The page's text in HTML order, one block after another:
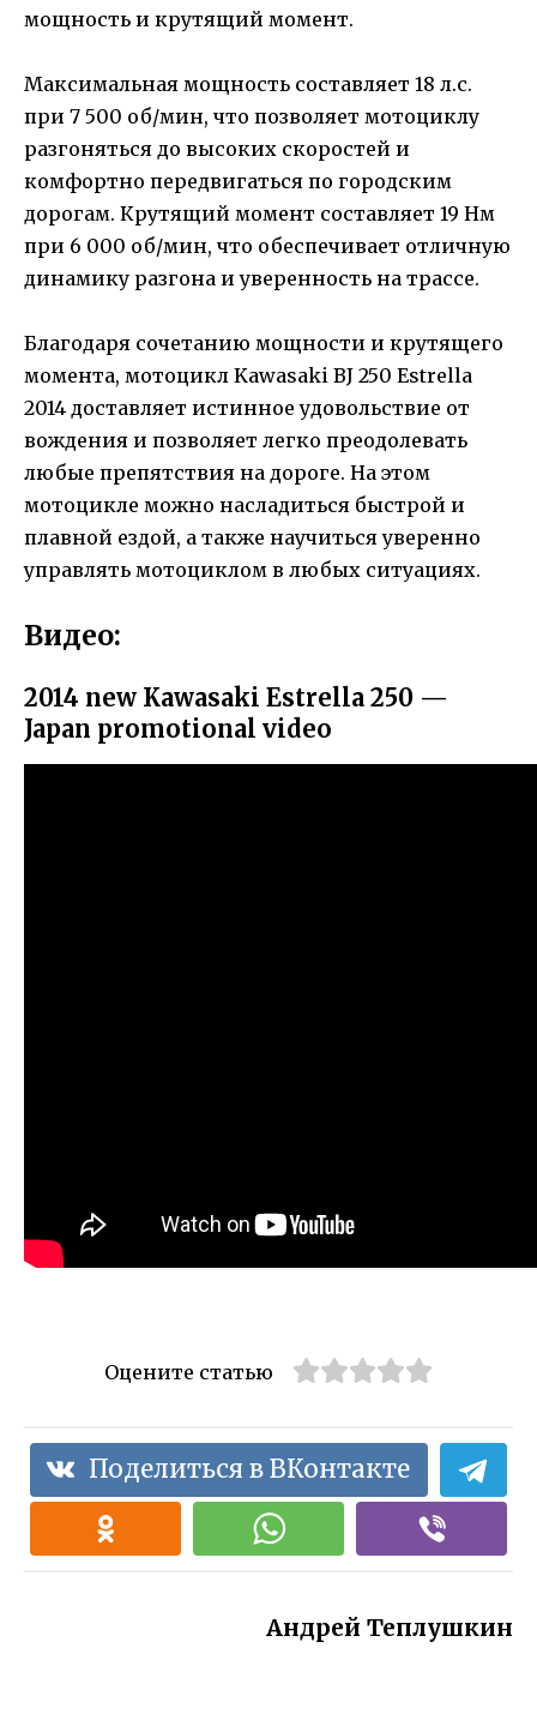
мощность и крутящий момент.
Максимальная мощность составляет 18 л.с.
при 7 500 об/мин, что позволяет мотоциклу
разгоняться до высоких скоростей и
комфортно передвигаться по городским
дорогам. Крутящий момент составляет 19 Нм
при 6 000 об/мин, что обеспечивает отличную
динамику разгона и уверенность на трассе.
Благодаря сочетанию мощности и крутящего
момента, мотоцикл Kawasaki BJ 250 Estrella
2014 доставляет истинное удовольствие от
вождения и позволяет легко преодолевать
любые препятствия на дороге. На этом
мотоцикле можно насладиться быстрой и
плавной ездой, а также научиться уверенно
управлять мотоциклом в любых ситуациях.
Видео:
2014 new Kawasaki Estrella 250 —
Japan promotional video
Оцените статью
Поделиться в ВКонтакте
Андрей Теплушкин